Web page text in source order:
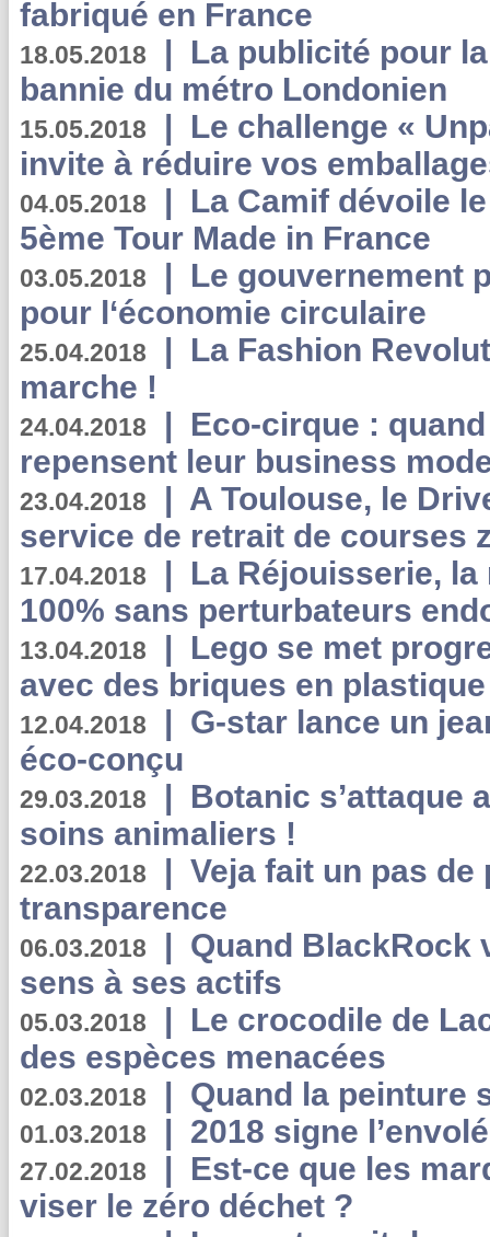
fabriqué en France
18.05.2018 | La publicité pour
bannie du métro Londonien
15.05.2018 | Le challenge «
invite à réduire vos
04.05.2018 | La Camif dévoile
5ème Tour Made in France
03.05.2018 | Le gouvernement
pour l‘économie circulaire
25.04.2018 | La Fashion
marche !
24.04.2018 | Eco-cirque :
repensent leur business
23.04.2018 | A Toulouse, le
service de retrait de courses
17.04.2018 | La Réjouisserie,
100% sans perturbateurs
13.04.2018 | Lego se met
avec des briques en
12.04.2018 | G-star lance un
éco-conçu
29.03.2018 | Botanic s’attaque
soins animaliers !
22.03.2018 | Veja fait un pas de
transparence
06.03.2018 | Quand BlackRock
sens à ses actifs
05.03.2018 | Le crocodile de
des espèces menacées
02.03.2018 | Quand la peinture
01.03.2018 | 2018 signe
27.02.2018 | Est-ce que les
viser le zéro déchet ?